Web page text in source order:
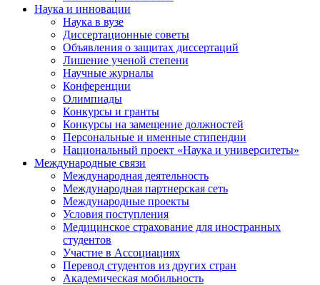
Наука и инновации
Наука в вузе
Диссертационные советы
Объявления о защитах диссертаций
Лишение ученой степени
Научные журналы
Конференции
Олимпиады
Конкурсы и гранты
Конкурсы на замещение должностей
Персональные и именные стипендии
Национальный проект «Наука и университеты»
Международные связи
Международная деятельность
Международная партнерская сеть
Международные проекты
Условия поступления
Медицинское страхование для иностранных
студентов
Участие в Ассоциациях
Перевод студентов из других стран
Академическая мобильность